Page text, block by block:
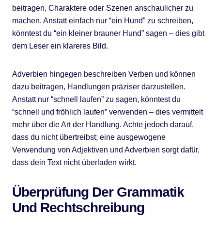
beitragen, Charaktere oder Szenen anschaulicher zu
machen. Anstatt einfach nur “ein Hund” zu schreiben,
könntest du “ein kleiner brauner Hund” sagen – dies gibt
dem Leser ein klareres Bild.
Adverbien hingegen beschreiben Verben und können
dazu beitragen, Handlungen präziser darzustellen.
Anstatt nur “schnell laufen” zu sagen, könntest du
“schnell und fröhlich laufen” verwenden – dies vermittelt
mehr über die Art der Handlung. Achte jedoch darauf,
dass du nicht übertreibst; eine ausgewogene
Verwendung von Adjektiven und Adverbien sorgt dafür,
dass dein Text nicht überladen wirkt.
Überprüfung Der Grammatik
Und Rechtschreibung